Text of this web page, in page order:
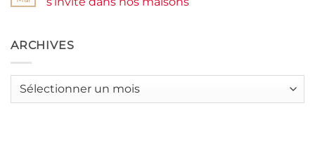
Burgers &
Grande
Motte
d’été
j’ai
créé
à
Le
matcha
boisson
ARCHIVES
Archives